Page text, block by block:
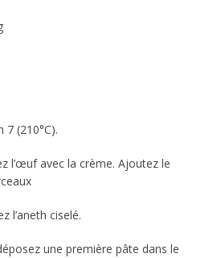
(210°C).
l’œuf avec la crème. Ajoutez le
l’aneth ciselé.
une première pâte dans le